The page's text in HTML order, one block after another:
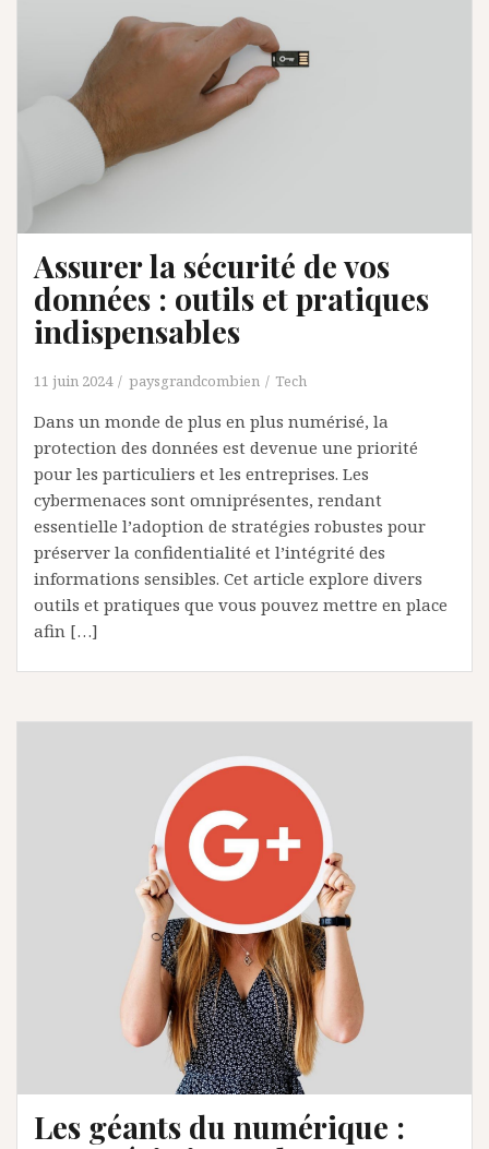
Assurer la sécurité de vos
données : outils et pratiques
indispensables
11 juin 2024 paysgrandcombien Tech
Dans un monde de plus en plus numérisé, la
protection des données est devenue une priorité
pour les particuliers et les entreprises. Les
cybermenaces sont omniprésentes, rendant
essentielle l’adoption de stratégies robustes pour
préserver la confidentialité et l’intégrité des
informations sensibles. Cet article explore divers
outils et pratiques que vous pouvez mettre en place
afin […]
Les géants du numérique :